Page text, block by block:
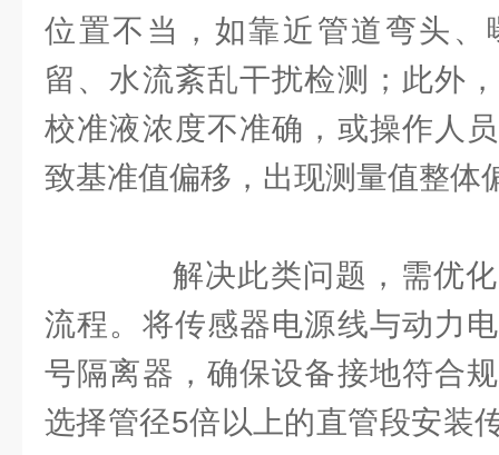
位置不当，如靠近管道弯头、
留、水流紊乱干扰检测；此外
校准液浓度不准确，或操作人
致基准值偏移，出现测量值整体
解决此类问题，需优化
流程。将传感器电源线与动力
号隔离器，确保设备接地符合
选择管径5倍以上的直管段安装